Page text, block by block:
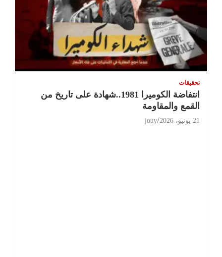
تحقيقات
انتفاضة الكوميرا 1981..شهادة على تاريخ من
القمع والمقاومة
21 يونيو، 2026 jouy